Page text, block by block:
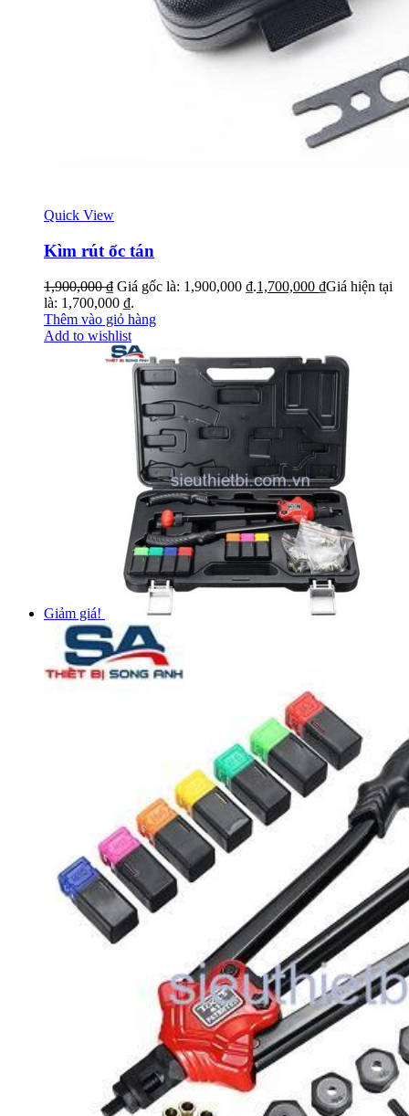
Quick View
Kìm rút ốc tán
1,900,000₫ Giá gốc là: 1,900,000 ₫.1,700,000 ₫Giá hiện tại
là: 1,700,000 ₫.
Thêm vào giỏ hàng
Add to wishlist
Giảm giá!